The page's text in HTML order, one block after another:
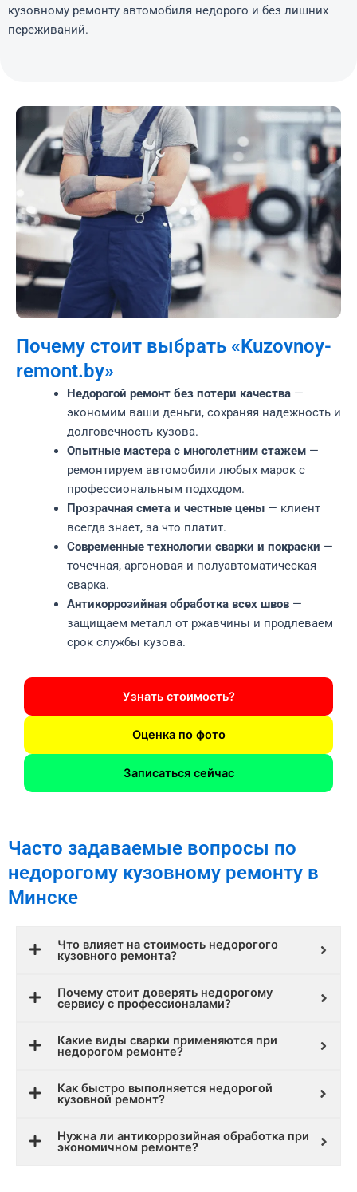
кузовному ремонту автомобиля недорого и без лишних
переживаний.
Почему стоит выбрать «Kuzovnoy-
remont.by»
Недорогой ремонт без потери качества—
экономим ваши деньги, сохраняя надежность и
долговечность кузова.
Опытные мастера с многолетним стажем—
ремонтируем автомобили любых марок с
профессиональным подходом.
Прозрачная смета и честные цены— клиент
всегда знает, за что платит.
Современные технологии сварки и покраски —
точечная, аргоновая и полуавтоматическая
сварка.
Антикоррозийная обработка всех швов—
защищаем металл от ржавчины и продлеваем
срок службы кузова.
Узнать стоимость?
Оценка по фото
Записаться сейчас
Часто задаваемые вопросы по
недорогому кузовному ремонту в
Минске
Что влияет на стоимость недорогого
кузовного ремонта?
Почему стоит доверять недорогому
сервису с профессионалами?
Какие виды сварки применяются при
недорогом ремонте?
Как быстро выполняется недорогой
кузовной ремонт?
Нужна ли антикоррозийная обработка при
экономичном ремонте?